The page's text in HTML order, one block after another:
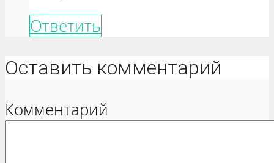
Ответить
Оставить комментарий
Комментарий